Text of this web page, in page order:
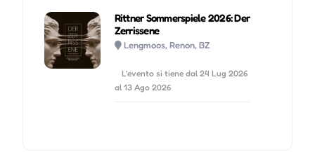
Rittner Sommerspiele 2026: Der
Zerrissene
Lengmoos, Renon, BZ
L'evento si tiene dal 24 Lug 2026
al 13 Ago 2026